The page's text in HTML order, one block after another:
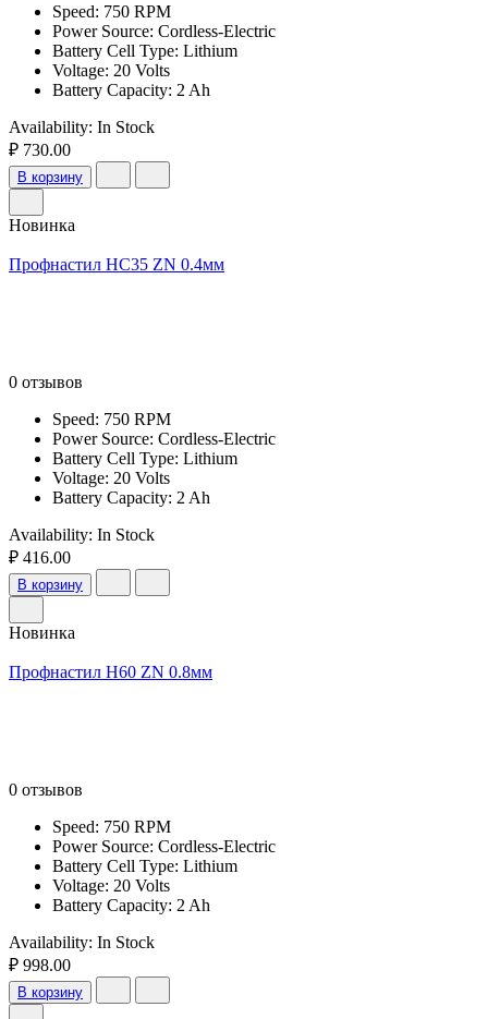
Speed: 750 RPM
Power Source: Cordless-Electric
Battery Cell Type: Lithium
Voltage: 20 Volts
Battery Capacity: 2 Ah
Availability: In Stock
₽ 730.00
В корзину
Новинка
Профнастил НС35 ZN 0.4мм
0 отзывов
Speed: 750 RPM
Power Source: Cordless-Electric
Battery Cell Type: Lithium
Voltage: 20 Volts
Battery Capacity: 2 Ah
Availability: In Stock
₽ 416.00
В корзину
Новинка
Профнастил Н60 ZN 0.8мм
0 отзывов
Speed: 750 RPM
Power Source: Cordless-Electric
Battery Cell Type: Lithium
Voltage: 20 Volts
Battery Capacity: 2 Ah
Availability: In Stock
₽ 998.00
В корзину